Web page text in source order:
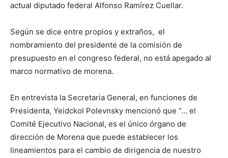
actual diputado federal Alfonso Ramírez Cuellar.
Según se dice entre propios y extraños, el
nombramiento del presidente de la comisión de
presupuesto en el congreso federal, no está apegado al
marco normativo de morena.
En entrevista la Secretaria General, en funciones de
Presidenta, Yeidckol Polevnsky mencionó que “… el
Comité Ejecutivo Nacional, es el único órgano de
dirección de Morena que puede establecer los
lineamientos para el cambio de dirigencia de nuestro